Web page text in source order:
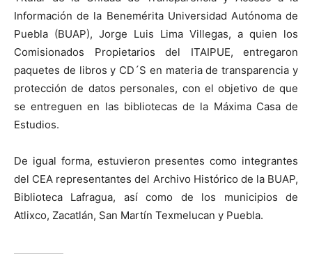
Información de la Benemérita Universidad Autónoma de
Puebla (BUAP), Jorge Luis Lima Villegas, a quien los
Comisionados Propietarios del ITAIPUE, entregaron
paquetes de libros y CD´S en materia de transparencia y
protección de datos personales, con el objetivo de que
se entreguen en las bibliotecas de la Máxima Casa de
Estudios.
De igual forma, estuvieron presentes como integrantes
del CEA representantes del Archivo Histórico de la BUAP,
Biblioteca Lafragua, así como de los municipios de
Atlixco, Zacatlán, San Martín Texmelucan y Puebla.